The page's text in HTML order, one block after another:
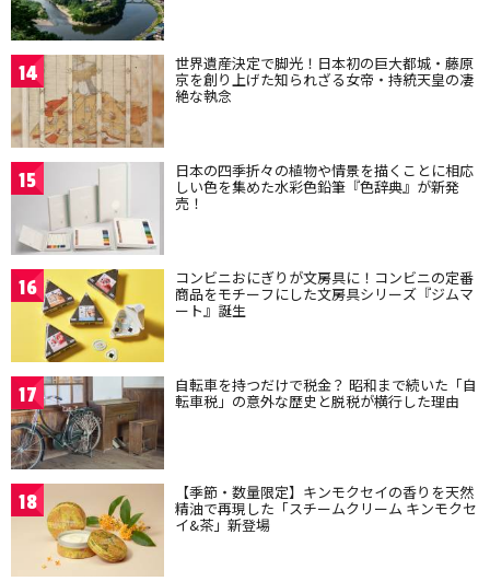
14 世界遺産決定で脚光！日本初の巨大都城・藤原
京を創り上げた知られざる女帝・持統天皇の凄
絶な執念
15 日本の四季折々の植物や情景を描くことに相応
しい色を集めた水彩色鉛筆『色辞典』が新発
売！
16 コンビニおにぎりが文房具に！コンビニの定番
商品をモチーフにした文房具シリーズ『ジムマ
ート』誕生
17 自転車を持つだけで税金？ 昭和まで続いた「自
転車税」の意外な歴史と脱税が横行した理由
18 【季節・数量限定】キンモクセイの香りを天然
精油で再現した「スチームクリーム キンモクセ
イ&茶」新登場